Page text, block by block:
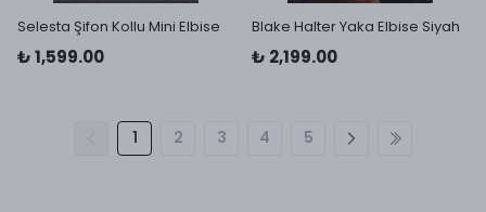
Selesta Şifon Kollu Mini Elbise
₺ 1,599.00
Blake Halter Yaka Elbise Siyah
₺ 2,199.00
1 2 3 4 5